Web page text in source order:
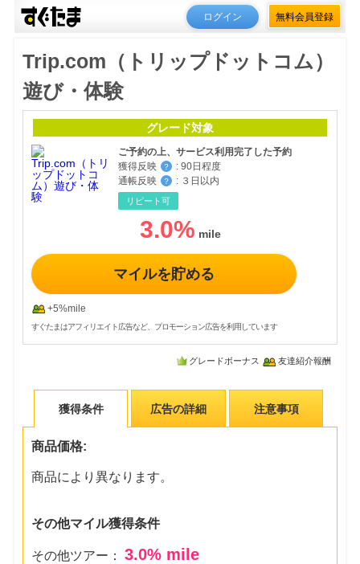
ログイン 無料会員登録
Trip.com（トリップドットコム）
遊び・体験
グレード対象
ご予約の上、サービス利用完了した予約
獲得反映
？ : 90日程度
通帳反映
？ : ３日以内
リピート可
3.0%
マイルを貯める
+5%mile
すぐたまはアフィリエイト広告など、プロモーション広告を利用しています
グレードボーナス 友達紹介報酬
獲得条件 広告の詳細 注意事項
商品価格:
商品により異なります。
その他マイル獲得条件
その他ツアー：3.0% mile